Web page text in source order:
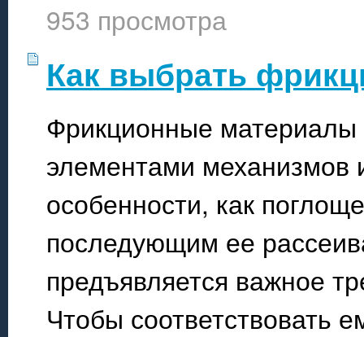
953 просмотра
Как выбрать
Фрикционные
элементами механизмов
особенности, как
последующим ее
предъявляется важное
Чтобы соответствовать